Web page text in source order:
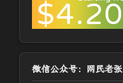
微信公众号：网民老张